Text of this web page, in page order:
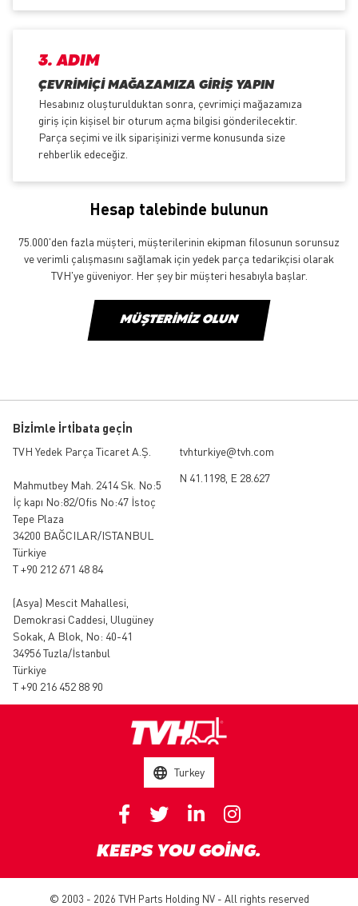
3. ADIM
ÇEVRIMIÇI MAĞAZAMIZA GIRIŞ YAPIN
Hesabınız oluşturulduktan sonra, çevrimiçi mağazamıza
giriş için kişisel bir oturum açma bilgisi gönderilecektir.
Parça seçimi ve ilk siparişinizi verme konusunda size
rehberlik edeceğiz.
Hesap talebinde bulunun
75.000'den fazla müşteri, müşterilerinin ekipman filosunun sorunsuz
ve verimli çalışmasını sağlamak için yedek parça tedarikçisi olarak
TVH'ye güveniyor. Her şey bir müşteri hesabıyla başlar.
MÜŞTERIMIZ OLUN
Bİzİmle İrtİbata geçİn
TVH Yedek Parça Ticaret A.Ş.
Mahmutbey Mah. 2414 Sk. No:5
İç kapı No:82/Ofis No:47 İstoç
Tepe Plaza
34200 BAĞCILAR/ISTANBUL
Türkiye
T +90 212 671 48 84
(Asya) Mescit Mahallesi,
Demokrasi Caddesi, Ulugüney
Sokak, A Blok, No: 40-41
34956 Tuzla/İstanbul
Türkiye
T +90 216 452 88 90
tvhturkiye@tvh.com
N 41.1198, E 28.627
Turkey
KEEPS YOU GOING.
© 2003 - 2026 TVH Parts Holding NV - All rights reserved